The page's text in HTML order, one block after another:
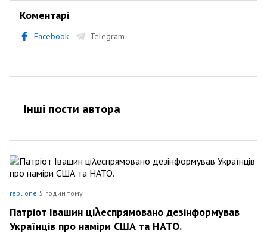
Коментарі
Facebook Telegram
Інші пости автора
repl one 5 годин тому
Патріот Івашин ціλеспрямовано дезінформував
Українців про наміри США та НАТО.